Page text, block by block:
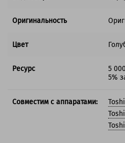
Оригинальность
Цвет
Ресурс
5
5%
Совместим с аппаратами: